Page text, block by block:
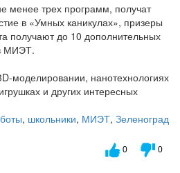
менее трех программ, получат
в «Умных каникулах», призеры
получают до 10 дополнительных
МИЭТ.
моделировании, нанотехнологиях
и других интересных
, школьники, МИЭТ, Зеленоград
0 0